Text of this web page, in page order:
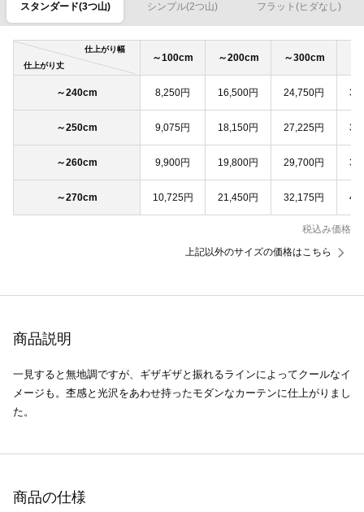
スタンダード(3つ山) シンプル(2つ山) フラット(ヒダなし)
仕上がり幅
仕上がり丈
～100cm ～200cm ～300cm
～240cm 8,250円 16,500円 24,750円
～250cm 9,075円 18,150円 27,225円
～260cm 9,900円 19,800円 29,700円
～270cm 10,725円 21,450円 32,175円
税込み価格
上記以外のサイズの価格はこちら
商品説明
一見すると無地調ですが、ギザギザと振れるラインによってクールなイ
メージも。杢感と光沢をあわせ持ったモダンなカーテンに仕上がりまし
た。
商品の仕様